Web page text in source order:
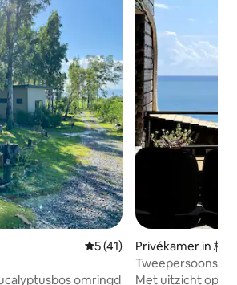
Gemiddelde beoordeling
5 (41)
omringd
Privékamer in 樟
en zeezicht /
Met uitzicht op